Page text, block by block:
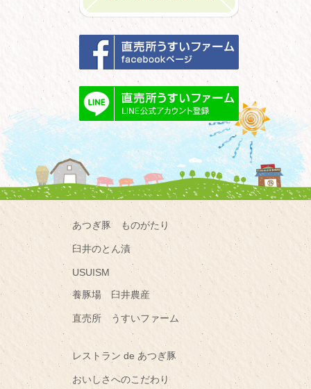
あつぎ豚 ものがたり
臼井のとん漬
USUISM
養豚場 臼井農産
直売所 うすいファーム
レストラン de あつぎ豚
おいしさへのこだわり